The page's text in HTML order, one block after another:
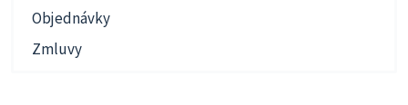
Objednávky
Zmluvy